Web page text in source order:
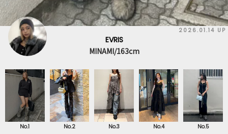
2026.01.14 UP
EVRIS
MINAMI/163cm
No.1 No.2 No.3 No.4 No.5